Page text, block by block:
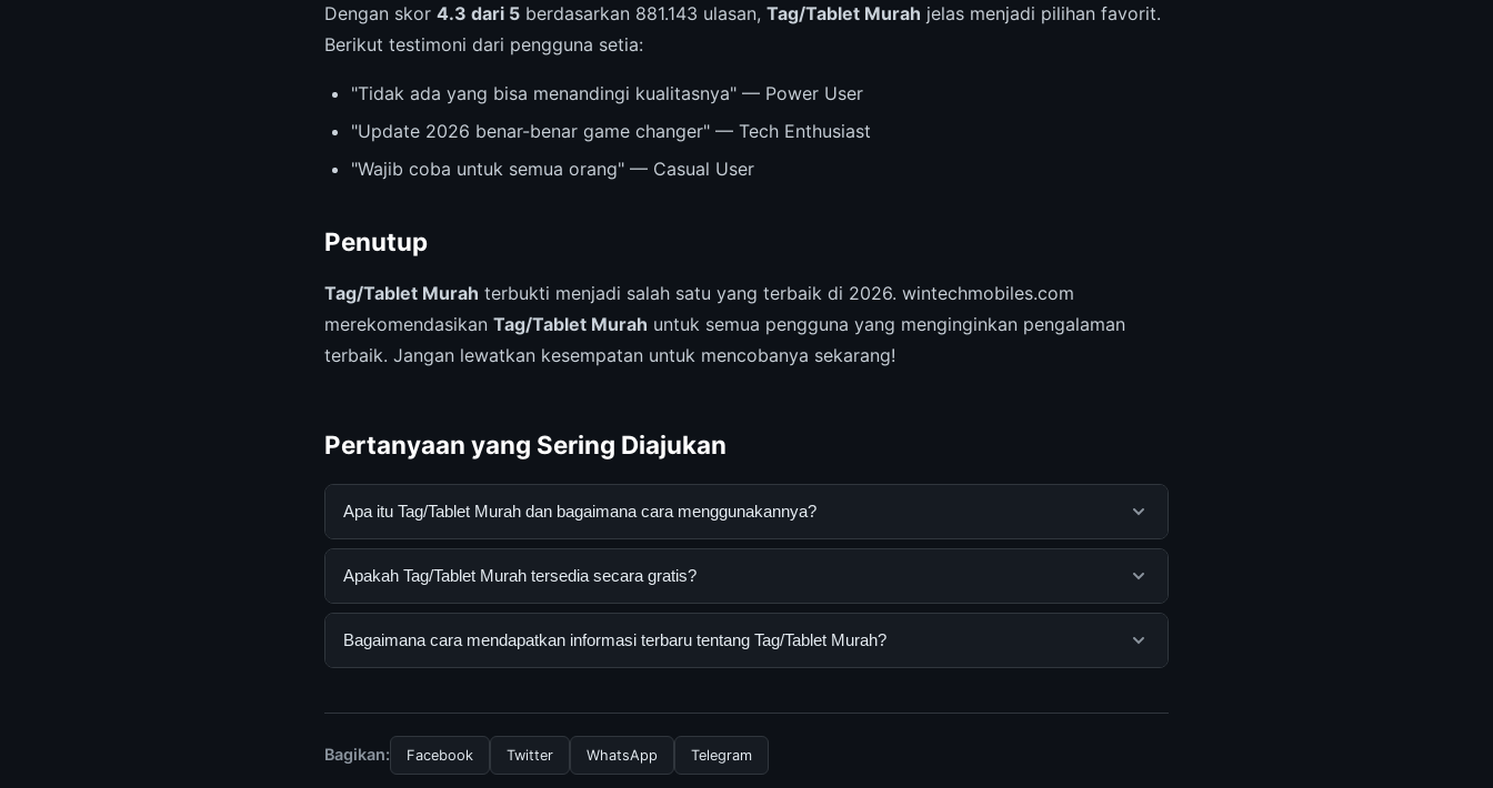
Dengan skor 4.3 dari 5 berdasarkan 881.143 ulasan, Tag/Tablet Murah jelas menjadi pilihan favorit.
Berikut testimoni dari pengguna setia:
"Tidak ada yang bisa menandingi kualitasnya" — Power User
"Update 2026 benar-benar game changer" — Tech Enthusiast
"Wajib coba untuk semua orang" — Casual User
Penutup
Tag/Tablet Murah terbukti menjadi salah satu yang terbaik di 2026. wintechmobiles.com
merekomendasikan Tag/Tablet Murah untuk semua pengguna yang menginginkan pengalaman
terbaik. Jangan lewatkan kesempatan untuk mencobanya sekarang!
Pertanyaan yang Sering Diajukan
Apa itu Tag/Tablet Murah dan bagaimana cara menggunakannya?
Tag/Tablet Murah adalah layanan digital yang dirancang untuk membantu pengguna mendapatkan informasi
panduan yang tersedia.
Apakah Tag/Tablet Murah tersedia secara gratis?
Ya, Tag/Tablet Murah dapat diakses secara gratis oleh semua pengguna. Tidak ada biaya tersembunyi atau
Bagaimana cara mendapatkan informasi terbaru tentang Tag/Tablet Murah?
Bagikan:
Facebook Twitter WhatsApp Telegram